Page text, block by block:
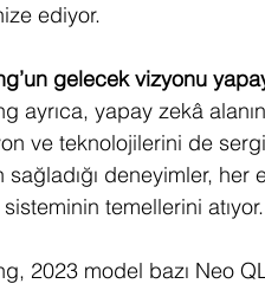
ediyor.
gelecek vizyonu
ayrıca, yapay zekâ
ve teknolojilerini de
sağladığı deneyimler,
sisteminin temellerini atıyor.
2023 model bazı Neo